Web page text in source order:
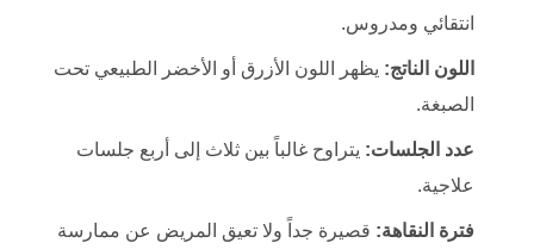
انتقائي ومدروس.
اللون الناتج: يظهر اللون الأزرق أو الأخضر الطبيعي تحت
الصبغة.
عدد الجلسات: يتراوح غالباً بين ثلاث إلى أربع جلسات
علاجية.
فترة النقاهة: قصيرة جداً ولا تعيق المريض عن ممارسة